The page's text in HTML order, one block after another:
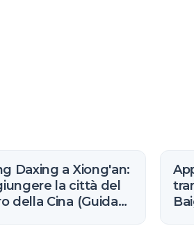
Daxing a Xiong'an:
la città del
della Cina (Guida